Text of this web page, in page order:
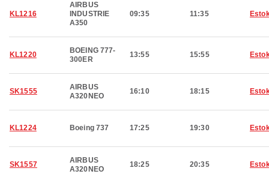
KL1216
AIRBUS
INDUSTRIE
A350
09:35 11:35
KL1220
BOEING 777-
300ER
13:55 15:55
SK1555
AIRBUS
A320NEO
16:10 18:15
KL1224 Boeing 737 17:25 19:30
SK1557
AIRBUS
A320NEO
18:25 20:35